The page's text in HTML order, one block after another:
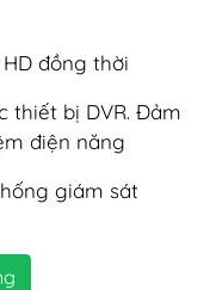
đồng thời
thiết bị DVR. Đảm
điện năng
giám sát